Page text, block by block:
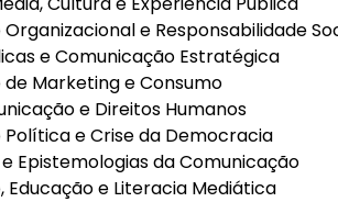
e Responsabilidade
e Comunicação Estratégica
Marketing e Consumo
e Direitos Humanos
e Crise da Democracia
Epistemologias da Comunicação
Educação e Literacia Mediática